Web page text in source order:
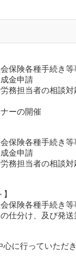
保険各種手続き等
金申請
務担当者の相談
ーの開催
保険各種手続き等
金申請
務担当者の相談
保険各種手続き等
仕分け、及び発送
心に行っていただ